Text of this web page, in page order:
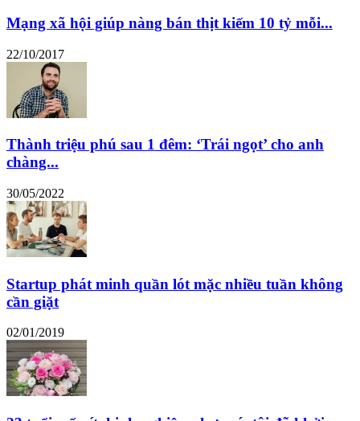
Mạng xã hội giúp nàng bán thịt kiếm 10 tỷ mỗi...
22/10/2017
Thành triệu phú sau 1 đêm: ‘Trái ngọt’ cho anh
chàng...
30/05/2022
Startup phát minh quần lót mặc nhiều tuần không
cần giặt
02/01/2019